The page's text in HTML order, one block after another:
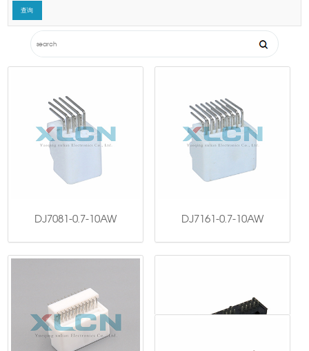
DJ7081-0.7-10AW DJ7161-0.7-10AW